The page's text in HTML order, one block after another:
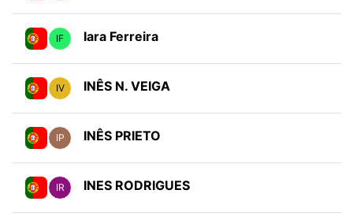
IF Iara Ferreira
IV INÊS N. VEIGA
IP INÊS PRIETO
IR INES RODRIGUES